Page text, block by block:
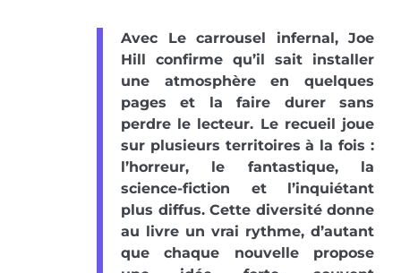
Avec Le carrousel infernal, Joe
Hill confirme qu’il sait installer
une atmosphère en quelques
pages et la faire durer sans
perdre le lecteur. Le recueil joue
sur plusieurs territoires à la fois :
l’horreur, le fantastique, la
science-fiction et l’inquiétant
plus diffus. Cette diversité donne
au livre un vrai rythme, d’autant
que chaque nouvelle propose